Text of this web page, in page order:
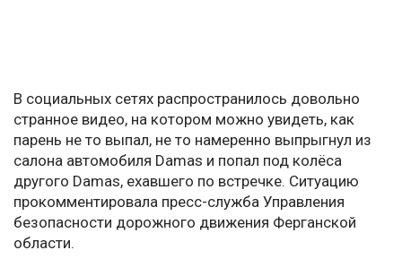
В социальных сетях распространилось довольно
странное видео, на котором можно увидеть, как
парень не то выпал, не то намеренно выпрыгнул из
салона автомобиля Damas и попал под колёса
другого Damas, ехавшего по встречке. Ситуацию
прокомментировала пресс-служба Управления
безопасности дорожного движения Ферганской
области.